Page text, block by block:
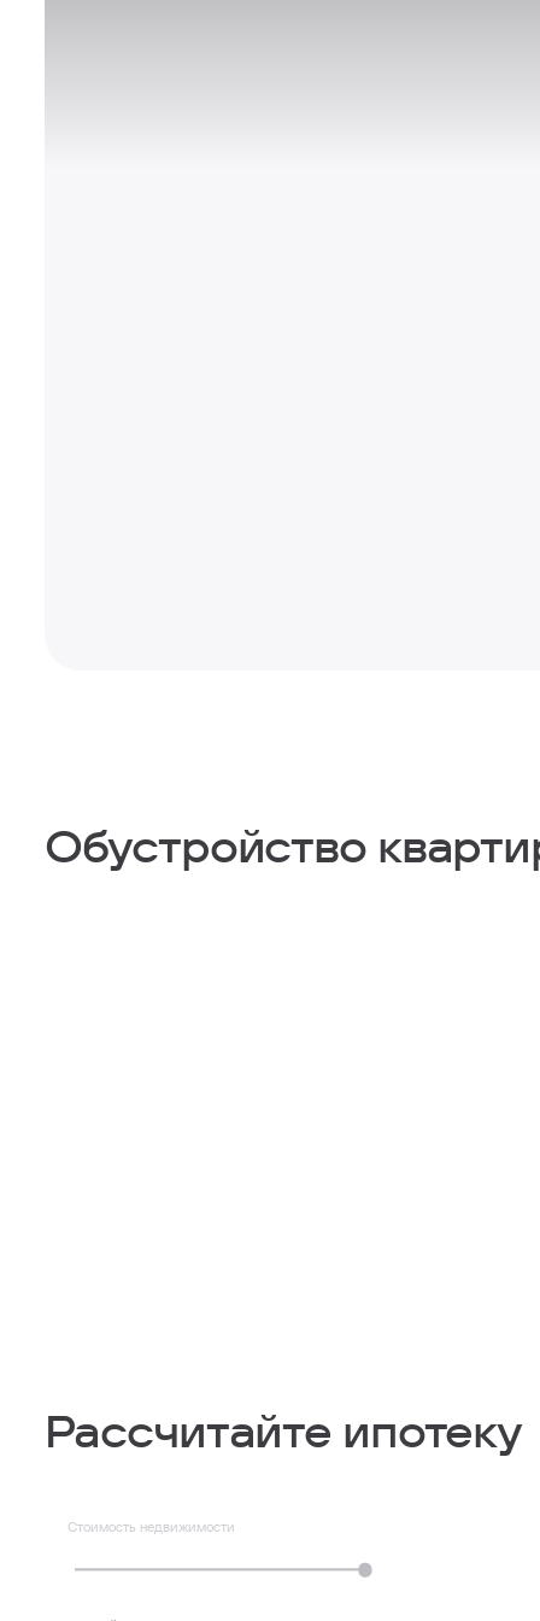
Обустройство
Рассчитайте ипотеку
Стоимость недвижимости